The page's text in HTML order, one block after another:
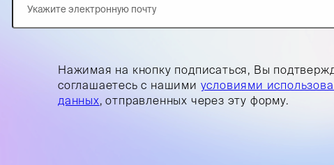
Нажимая на кнопку подписаться, Вы
соглашаетесь с нашими условиями
данных, отправленных через эту форму.